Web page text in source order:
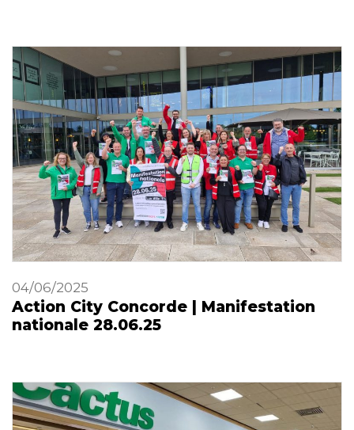
04/06/2025
Action City Concorde | Manifestation
nationale 28.06.25